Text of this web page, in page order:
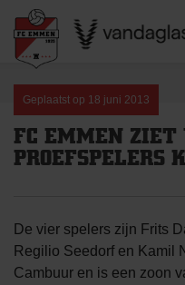
content
Geplaatst op 18 juni 2013
FC EMMEN ZIET
PROEFSPELERS
De vier spelers zijn Frits
Regilio Seedorf en Kamil
Cambuur en is een zoon